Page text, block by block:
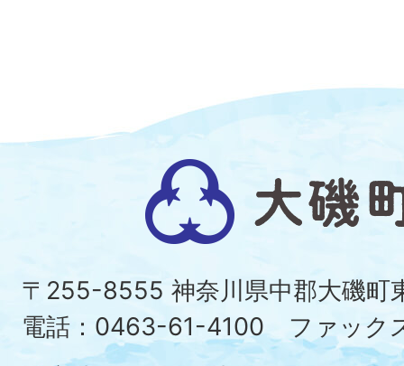
大
磯
町
〒255-8555 神奈川県中郡大磯
電話：0463-61-4100 ファック